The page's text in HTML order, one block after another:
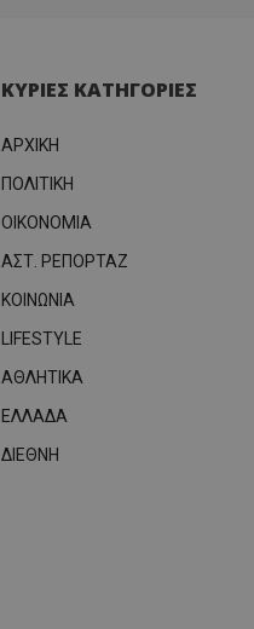
ΚΥΡΙΕΣ ΚΑΤΗΓΟΡΙΕΣ
ΑΡΧΙΚΗ
ΠΟΛΙΤΙΚΗ
OIKONOMIA
ΑΣΤ. ΡΕΠΟΡΤΑΖ
ΚΟΙΝΩΝΙΑ
LIFESTYLE
ΑΘΛΗΤΙΚΑ
ΕΛΛΑΔΑ
ΔΙΕΘΝΗ